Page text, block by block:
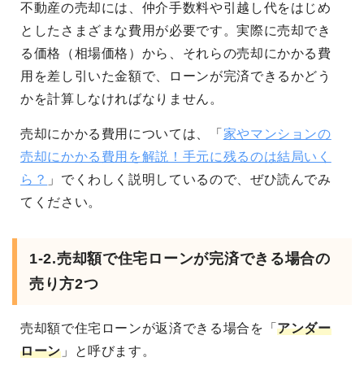
不動産の売却には、仲介手数料や引越し代をはじめ
としたさまざまな費用が必要です。実際に売却でき
る価格（相場価格）から、それらの売却にかかる費
用を差し引いた金額で、ローンが完済できるかどう
かを計算しなければなりません。
売却にかかる費用については、「 家やマンションの
売却にかかる費用を解説！手元に残るのは結局いく
ら？ 」でくわしく説明しているので、ぜひ読んでみ
てください。
1-2.売却額で住宅ローンが完済できる場合の
売り方2つ
売却額で住宅ローンが返済できる場合を「アンダー
ローン」と呼びます。